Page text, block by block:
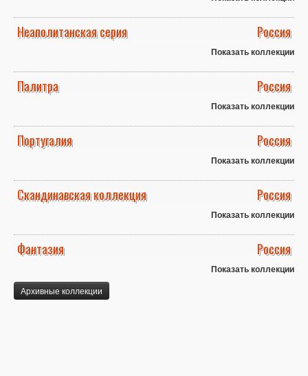
Неаполитанская серия Россия
Показать коллекции
Палитра Россия
Показать коллекции
Португалия Россия
Показать коллекции
Скандинавская коллекция Россия
Показать коллекции
Фантазия Россия
Показать коллекции
Архивные коллекции